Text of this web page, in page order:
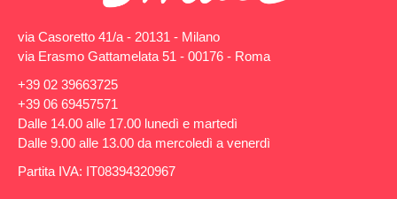
via Casoretto 41/a - 20131 - Milano
via Erasmo Gattamelata 51 - 00176 - Roma
+39 02 39663725
+39 06 69457571
Dalle 14.00 alle 17.00 lunedì e martedì
Dalle 9.00 alle 13.00 da mercoledì a venerdì
Partita IVA: IT08394320967